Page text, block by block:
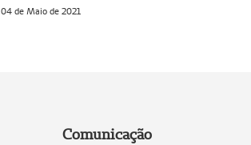
04 de Maio de 2021
Comunicação